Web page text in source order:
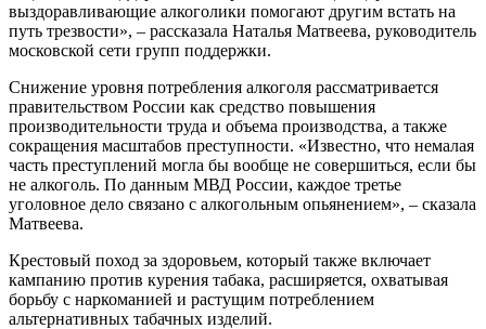
выздоравливающие алкоголики помогают другим встать на
путь трезвости», – рассказала Наталья Матвеева, руководитель
московской сети групп поддержки.
Снижение уровня потребления алкоголя рассматривается
правительством России как средство повышения
производительности труда и объема производства, а также
сокращения масштабов преступности. «Известно, что немалая
часть преступлений могла бы вообще не совершиться, если бы
не алкоголь. По данным МВД России, каждое третье
уголовное дело связано с алкогольным опьянением», – сказала
Матвеева.
Крестовый поход за здоровьем, который также включает
кампанию против курения табака, расширяется, охватывая
борьбу с наркоманией и растущим потреблением
альтернативных табачных изделий.